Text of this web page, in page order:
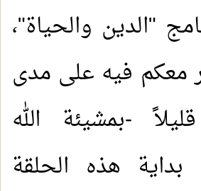
"الدين والحياة"،
معكم فيه على مدى
-بمشيئة الله
هذه الحلقة